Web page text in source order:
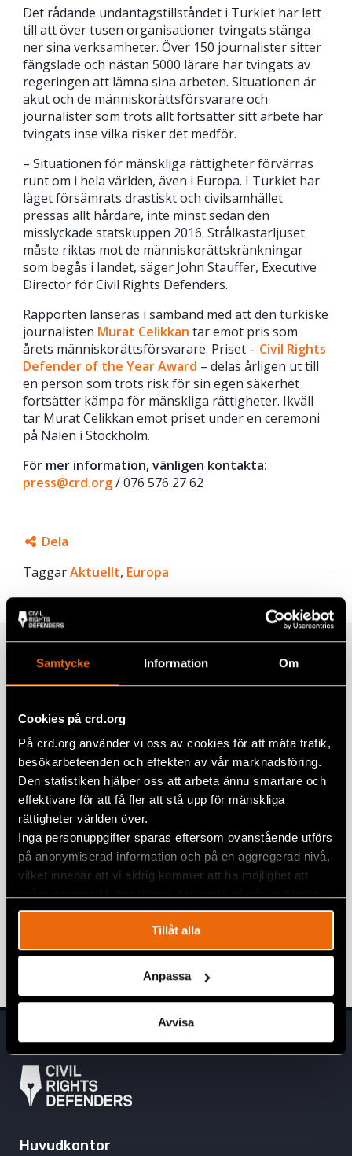
Samtycke Information Om
Cookies på crd.org
På crd.org använder vi oss av cookies för att mäta trafik,
besökarbeteenden och effekten av vår marknadsföring.
Den statistiken hjälper oss att arbeta ännu smartare och
effektivare för att få fler att stå upp för mänskliga
rättigheter världen över.
Inga personuppgifter sparas eftersom ovanstående utförs
på anonymiserad information och på en aggregerad nivå,
vilket innebär att vi aldrig kommer att ha möjlighet att
Tillåt alla
Anpassa
Avvisa
Det rådande undantagstillståndet i Turkiet har lett
till att över tusen organisationer tvingats stänga
ner sina verksamheter. Över 150 journalister sitter
fängslade och nästan 5000 lärare har tvingats av
regeringen att lämna sina arbeten. Situationen är
akut och de människorättsförsvarare och
journalister som trots allt fortsätter sitt arbete har
tvingats inse vilka risker det medför.
– Situationen för mänskliga rättigheter förvärras
runt om i hela världen, även i Europa. I Turkiet har
läget försämrats drastiskt och civilsamhället
pressas allt hårdare, inte minst sedan den
misslyckade statskuppen 2016. Strålkastarljuset
måste riktas mot de människorättskränkningar
som begås i landet, säger John Stauffer, Executive
Director för Civil Rights Defenders.
Rapporten lanseras i samband med att den turkiske
journalisten Murat Celikkan tar emot pris som
årets människorättsförsvarare. Priset – Civil Rights
Defender of the Year Award – delas årligen ut till
en person som trots risk för sin egen säkerhet
fortsätter kämpa för mänskliga rättigheter. Ikväll
tar Murat Celikkan emot priset under en ceremoni
på Nalen i Stockholm.
För mer information, vänligen kontakta:
press@crd.org/ 076 576 27 62
Dela
Facebook
Twitter
Mail
TaggarAktuellt, Europa
Relaterade artiklar
Fem år senare har såret från den 11
juli på Kuba ännu inte läkt
6 augusti 2026
”Jag var fem år gammal när pappa
kom hem och sa att vi måste fly.”
NYHETER , SVERIGE 10 juli 2026
Prideparad i Bosnien och Hercegovina
samlade hundratals för lika
BOSNIEN-HERCEGOVINA,EUROPA,NYHETER
Huvudkontor